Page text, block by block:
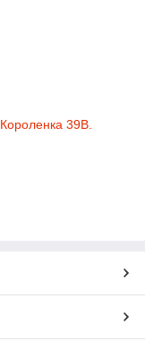
39В.